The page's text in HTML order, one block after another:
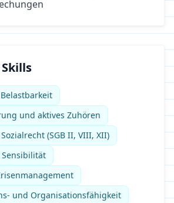
und aktives Zuhören
(SGB II, VIII, XII)
und Organisationsfähigkeit